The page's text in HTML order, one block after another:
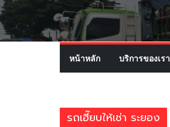
หน้าหลัก บริการของเรา
รถเฮี๊ยบให้เช่า ระยอง